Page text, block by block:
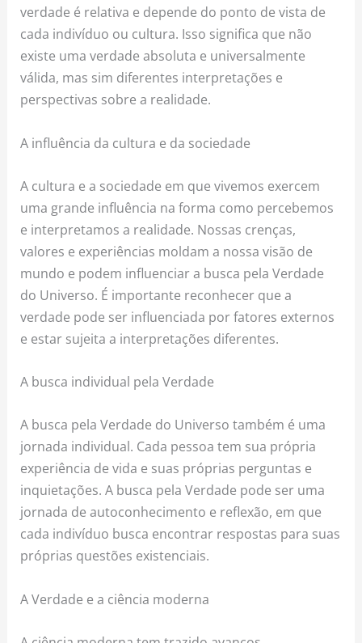
verdade é relativa e depende do ponto de vista de
cada indivíduo ou cultura. Isso significa que não
existe uma verdade absoluta e universalmente
válida, mas sim diferentes interpretações e
perspectivas sobre a realidade.
A influência da cultura e da sociedade
A cultura e a sociedade em que vivemos exercem
uma grande influência na forma como percebemos
e interpretamos a realidade. Nossas crenças,
valores e experiências moldam a nossa visão de
mundo e podem influenciar a busca pela Verdade
do Universo. É importante reconhecer que a
verdade pode ser influenciada por fatores externos
e estar sujeita a interpretações diferentes.
A busca individual pela Verdade
A busca pela Verdade do Universo também é uma
jornada individual. Cada pessoa tem sua própria
experiência de vida e suas próprias perguntas e
inquietações. A busca pela Verdade pode ser uma
jornada de autoconhecimento e reflexão, em que
cada indivíduo busca encontrar respostas para suas
próprias questões existenciais.
A Verdade e a ciência moderna